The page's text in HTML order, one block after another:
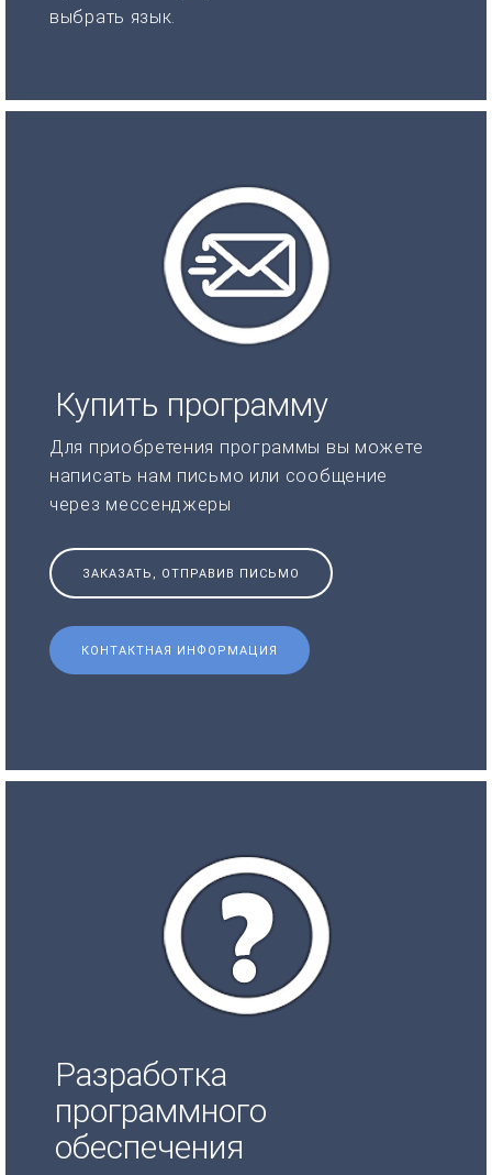
выбрать язык.
Купить программу
Для приобретения программы вы можете
написать нам письмо или сообщение
через мессенджеры
ЗАКАЗАТЬ, ОТПРАВИВ ПИСЬМО
КОНТАКТНАЯ ИНФОРМАЦИЯ
Разработка
программного
обеспечения